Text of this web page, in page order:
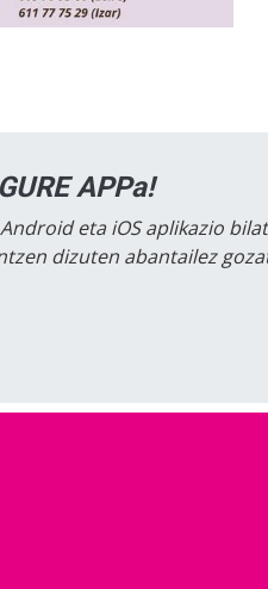
APPa!
eta iOS aplikazio
dizuten abantailez